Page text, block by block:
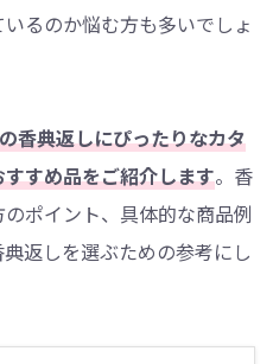
るのか悩む方も多いでしょ
香典返しにぴったりなカタ
すめ品をご紹介します。香
ポイント、具体的な商品例
返しを選ぶための参考にし